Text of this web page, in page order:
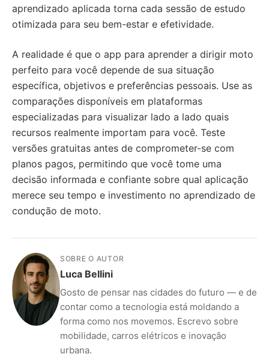
aprendizado aplicada torna cada sessão de estudo
otimizada para seu bem-estar e efetividade.
A realidade é que o app para aprender a dirigir moto
perfeito para você depende de sua situação
específica, objetivos e preferências pessoais. Use as
comparações disponíveis em plataformas
especializadas para visualizar lado a lado quais
recursos realmente importam para você. Teste
versões gratuitas antes de comprometer-se com
planos pagos, permitindo que você tome uma
decisão informada e confiante sobre qual aplicação
merece seu tempo e investimento no aprendizado de
condução de moto.
SOBRE O AUTOR
Luca Bellini
Gosto de pensar nas cidades do futuro — e de
contar como a tecnologia está moldando a
forma como nos movemos. Escrevo sobre
mobilidade, carros elétricos e inovação
urbana.